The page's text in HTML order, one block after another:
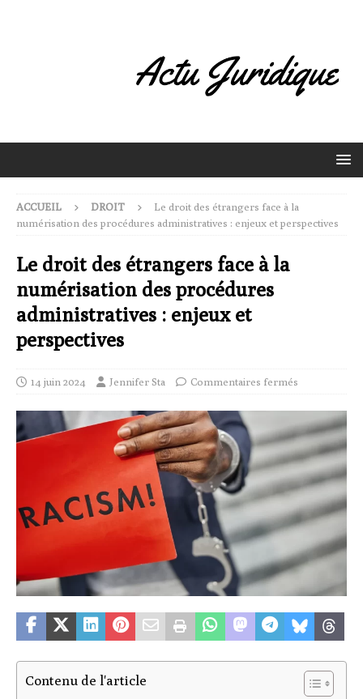
ACCUEIL DROIT
Le droit des étrangers face à la
numérisation des procédures administratives : enjeux et perspectives
Le droit des étrangers face à la
numérisation des procédures
administratives : enjeux et
perspectives
14 juin 2024 Jennifer Sta Commentaires fermés
Contenu de l'article